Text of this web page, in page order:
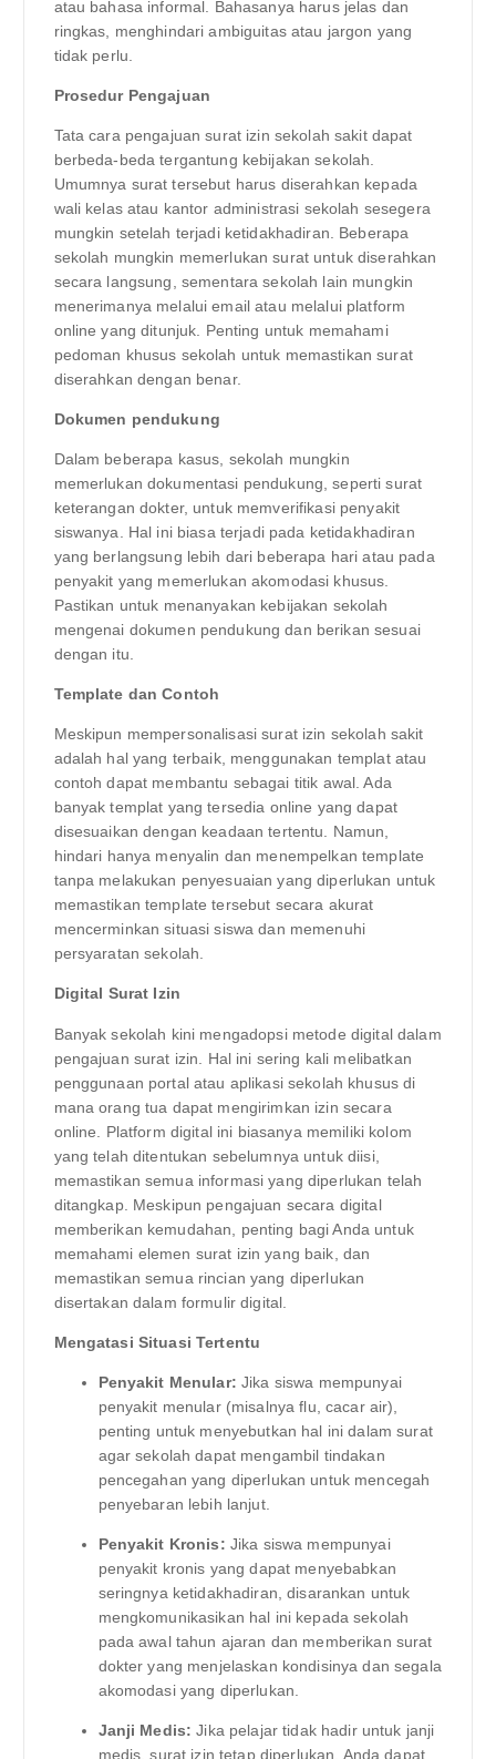
atau bahasa informal. Bahasanya harus jelas dan
ringkas, menghindari ambiguitas atau jargon yang
tidak perlu.
Prosedur Pengajuan
Tata cara pengajuan surat izin sekolah sakit dapat
berbeda-beda tergantung kebijakan sekolah.
Umumnya surat tersebut harus diserahkan kepada
wali kelas atau kantor administrasi sekolah sesegera
mungkin setelah terjadi ketidakhadiran. Beberapa
sekolah mungkin memerlukan surat untuk diserahkan
secara langsung, sementara sekolah lain mungkin
menerimanya melalui email atau melalui platform
online yang ditunjuk. Penting untuk memahami
pedoman khusus sekolah untuk memastikan surat
diserahkan dengan benar.
Dokumen pendukung
Dalam beberapa kasus, sekolah mungkin
memerlukan dokumentasi pendukung, seperti surat
keterangan dokter, untuk memverifikasi penyakit
siswanya. Hal ini biasa terjadi pada ketidakhadiran
yang berlangsung lebih dari beberapa hari atau pada
penyakit yang memerlukan akomodasi khusus.
Pastikan untuk menanyakan kebijakan sekolah
mengenai dokumen pendukung dan berikan sesuai
dengan itu.
Template dan Contoh
Meskipun mempersonalisasi surat izin sekolah sakit
adalah hal yang terbaik, menggunakan templat atau
contoh dapat membantu sebagai titik awal. Ada
banyak templat yang tersedia online yang dapat
disesuaikan dengan keadaan tertentu. Namun,
hindari hanya menyalin dan menempelkan template
tanpa melakukan penyesuaian yang diperlukan untuk
memastikan template tersebut secara akurat
mencerminkan situasi siswa dan memenuhi
persyaratan sekolah.
Digital Surat Izin
Banyak sekolah kini mengadopsi metode digital dalam
pengajuan surat izin. Hal ini sering kali melibatkan
penggunaan portal atau aplikasi sekolah khusus di
mana orang tua dapat mengirimkan izin secara
online. Platform digital ini biasanya memiliki kolom
yang telah ditentukan sebelumnya untuk diisi,
memastikan semua informasi yang diperlukan telah
ditangkap. Meskipun pengajuan secara digital
memberikan kemudahan, penting bagi Anda untuk
memahami elemen surat izin yang baik, dan
memastikan semua rincian yang diperlukan
disertakan dalam formulir digital.
Mengatasi Situasi Tertentu
Penyakit Menular: Jika siswa mempunyai
penyakit menular (misalnya flu, cacar air),
penting untuk menyebutkan hal ini dalam surat
agar sekolah dapat mengambil tindakan
pencegahan yang diperlukan untuk mencegah
penyebaran lebih lanjut.
Penyakit Kronis: Jika siswa mempunyai
penyakit kronis yang dapat menyebabkan
seringnya ketidakhadiran, disarankan untuk
mengkomunikasikan hal ini kepada sekolah
pada awal tahun ajaran dan memberikan surat
dokter yang menjelaskan kondisinya dan segala
akomodasi yang diperlukan.
Janji Medis: Jika pelajar tidak hadir untuk janji
medis, surat izin tetap diperlukan. Anda dapat